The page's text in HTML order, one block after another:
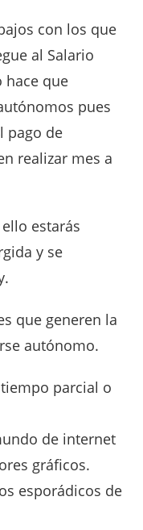
con los que
al Salario
hace que
pues
pago de
realizar mes a
estarás
y se
que generen la
autónomo.
parcial o
de internet
gráficos.
esporádicos de